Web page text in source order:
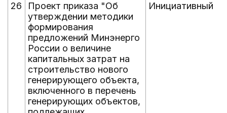
26
Проект приказа "Об
утверждении методики
формирования
предложений Минэнерго
России о величине
капитальных затрат на
строительство нового
генерирующего объекта,
включенного в перечень
генерирующих объектов,
Инициативный